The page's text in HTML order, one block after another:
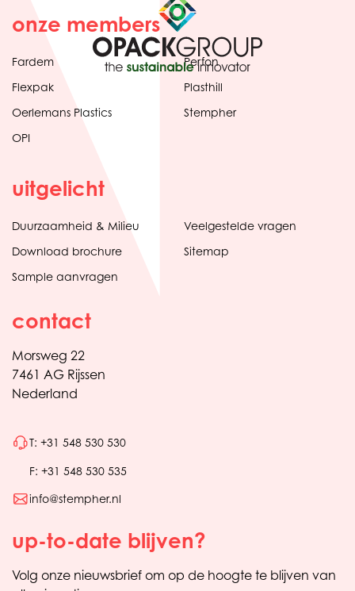
onze members
Fardem
Flexpak
Oerlemans Plastics
OPI
Perfon
Plasthill
Stempher
uitgelicht
Duurzaamheid & Milieu
Download brochure
Sample aanvragen
Veelgestelde vragen
Sitemap
contact
Morsweg 22
7461 AG Rijssen
Nederland
T: +31 548 530 530
F: +31 548 530 535
info@stempher.nl
up-to-date blijven?
Volg onze nieuwsbrief om op de hoogte te blijven van